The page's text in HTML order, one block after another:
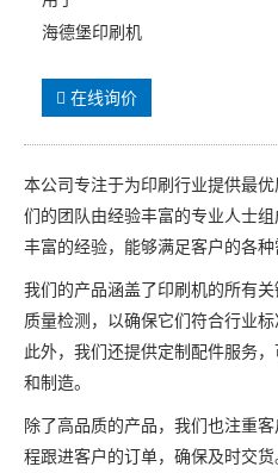
海德堡印刷机
在线询价
本公司专注于为印刷行业提供最
们的团队由经验丰富的专业人士
丰富的经验，能够满足客户的各种
我们的产品涵盖了印刷机的所有
质量检测，以确保它们符合行业
此外，我们还提供定制配件服务
和制造。
除了高品质的产品，我们也注重
程跟进客户的订单，确保及时交